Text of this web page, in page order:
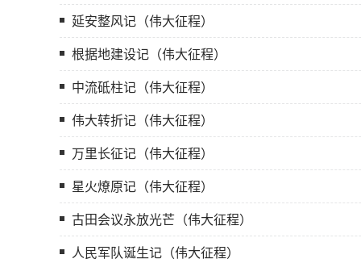
延安整风记（伟大征程）
根据地建设记（伟大征程）
中流砥柱记（伟大征程）
伟大转折记（伟大征程）
万里长征记（伟大征程）
星火燎原记（伟大征程）
古田会议永放光芒（伟大征程）
人民军队诞生记（伟大征程）